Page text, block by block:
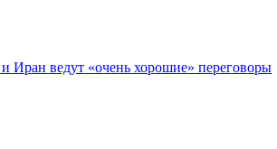
Иран ведут «очень хорошие» переговоры